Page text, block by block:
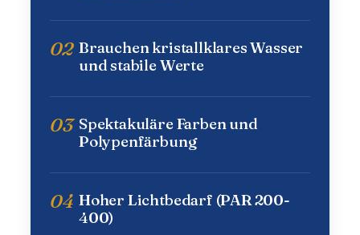
02 Brauchen kristallklares Wasser
und stabile Werte
03 Spektakuläre Farben und
Polypenfärbung
04 Hoher Lichtbedarf (PAR 200-
400)